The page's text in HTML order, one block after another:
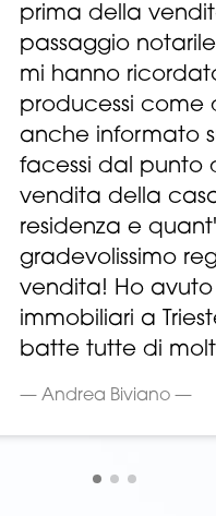
prima della
passaggio
mi hanno
producessi come
anche informato
facessi dal punto
vendita della
residenza e
gradevolissimo
vendita! Ho
immobiliari a
batte tutte di
— Andrea Biviano —